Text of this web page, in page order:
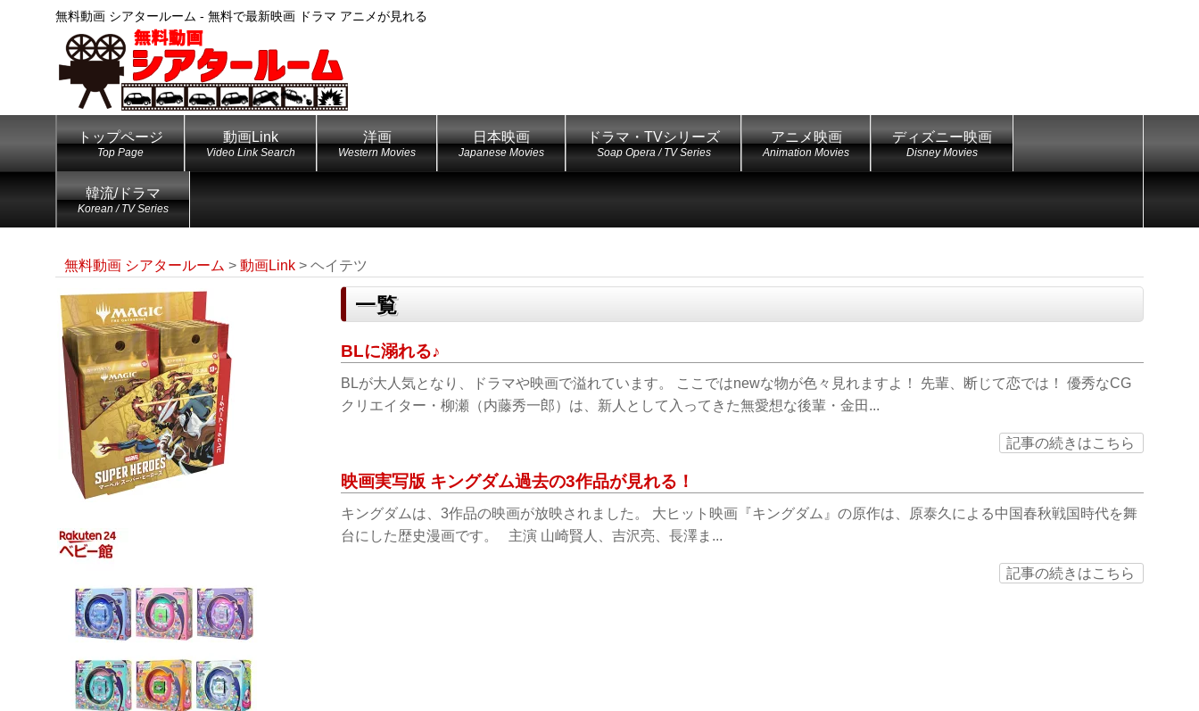
無料動画 シアタールーム - 無料で最新映画 ドラマ アニメが見れる
トップページ
Top Page
動画Link
Video Link Search
洋画
Western Movies
日本映画
Japanese Movies
ドラマ・TVシリーズ
Soap Opera / TV Series
アニメ映画
Animation Movies
ディズニー映画
Disney Movies
韓流/ドラマ
Korean / TV Series
無料動画 シアタールーム > 動画Link > ヘイテツ
一覧
BLに溺れる♪
BLが大人気となり、ドラマや映画で溢れています。 ここではnewな物が色々見れますよ！ 先輩、断じて恋では！ 優秀なCG
クリエイター・柳瀬（内藤秀一郎）は、新人として入ってきた無愛想な後輩・金田...
記事の続きはこちら
映画実写版 キングダム過去の3作品が見れる！
キングダムは、3作品の映画が放映されました。 大ヒット映画『キングダム』の原作は、原泰久による中国春秋戦国時代を舞
台にした歴史漫画です。 主演 山崎賢人、吉沢亮、長澤ま...
記事の続きはこちら